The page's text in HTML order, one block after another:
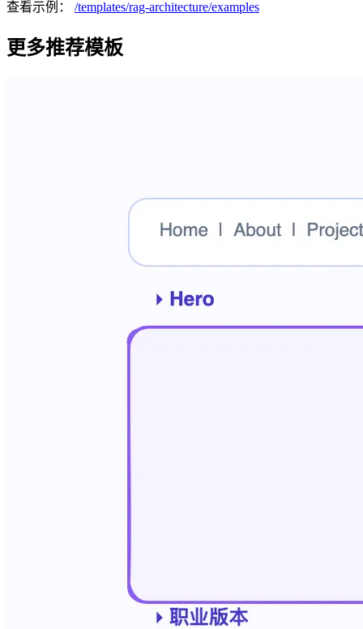
查看示例： /templates/rag-architecture/examples
更多推荐模板